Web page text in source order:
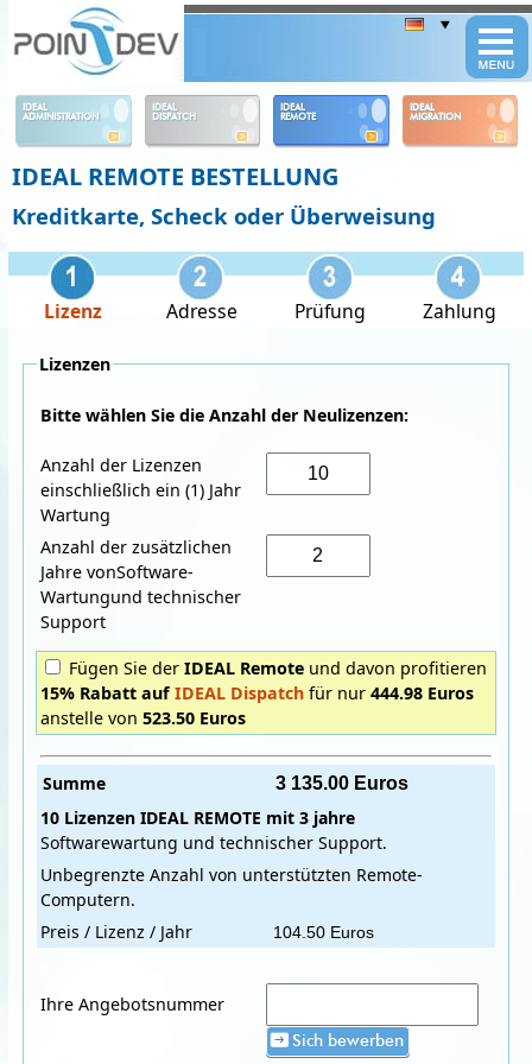
IDEAL
ADMINISTRATION
IDEAL
DISPATCH
IDEAL
REMOTE
IDEAL
MIGRATION
IDEAL REMOTE BESTELLUNG
Kreditkarte, Scheck oder Überweisung
Lizenz Adresse Prüfung Zahlung
Lizenzen
Bitte wählen Sie die Anzahl der Neulizenzen:
Anzahl der Lizenzen
einschließlich ein (1) Jahr
Wartung
Anzahl der zusätzlichen
Jahre vonSoftware-
Wartungund technischer
Support
Fügen Sie der IDEAL Remote und davon profitieren
15% Rabatt auf IDEAL Dispatchfür nur 444.98 Euros
anstelle von 523.50 Euros
Summe
10 Lizenzen IDEAL REMOTE mit 3 jahre
Softwarewartung und technischer Support.
Unbegrenzte Anzahl von unterstützten Remote-
Computern.
Preis / Lizenz / Jahr
Ihre Angebotsnummer
Sich bewerben
Panneau de gestion des cookies